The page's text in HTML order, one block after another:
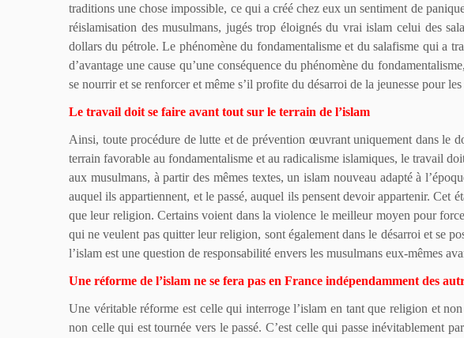
traditions une chose impossible, ce qui a créé chez eux un sentiment de
réislamisation des musulmans, jugés trop éloignés du vrai islam celui des
dollars du pétrole. Le phénomène du fondamentalisme et du salafisme qui a
d’avantage une cause qu’une conséquence du phénomène du
se nourrir et se renforcer et même s’il profite du désarroi de la jeunesse pour
Le travail doit se faire avant tout sur le terrain de l’islam
Ainsi, toute procédure de lutte et de prévention œuvrant uniquement dans le
terrain favorable au fondamentalisme et au radicalisme islamiques, le travail
aux musulmans, à partir des mêmes textes, un islam nouveau adapté à
auquel ils appartiennent, et le passé, auquel ils pensent devoir appartenir. Cet
que leur religion. Certains voient dans la violence le meilleur moyen pour
qui ne veulent pas quitter leur religion, sont également dans le désarroi et se
l’islam est une question de responsabilité envers les musulmans eux-mêmes
Une réforme de l’islam ne se fera pas en France indépendamment des
Une véritable réforme est celle qui interroge l’islam en tant que religion et
non celle qui est tournée vers le passé. C’est celle qui passe inévitablement